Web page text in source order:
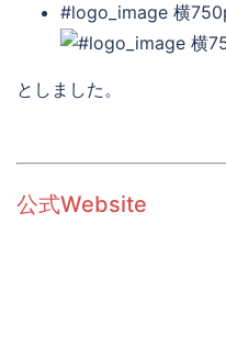
#logo_image 横
としました。
公式Website